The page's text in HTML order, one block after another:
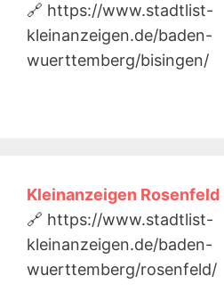
🔗 https://www.stadtlist-
kleinanzeigen.de/baden-
wuerttemberg/bisingen/
Kleinanzeigen Rosenfeld
🔗 https://www.stadtlist-
kleinanzeigen.de/baden-
wuerttemberg/rosenfeld/